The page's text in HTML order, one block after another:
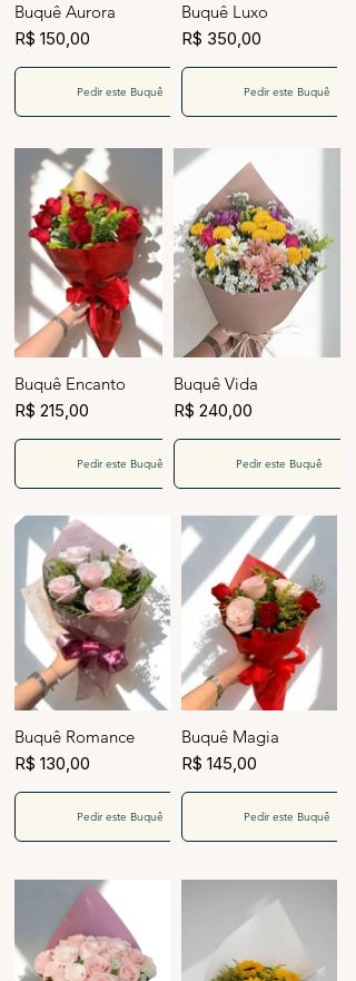
Buquê Aurora
R$ 150,00
Pedir este Buquê
Buquê Luxo
R$ 350,00
Pedir este Buquê
Buquê Encanto
R$ 215,00
Pedir este Buquê
Buquê Vida
R$ 240,00
Pedir este Buquê
Buquê Romance
R$ 130,00
Pedir este Buquê
Buquê Magia
R$ 145,00
Pedir este Buquê